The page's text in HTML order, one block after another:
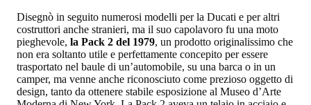
Disegnò in seguito numerosi modelli per la Ducati e per altri
costruttori anche stranieri, ma il suo capolavoro fu una moto
pieghevole, la Pack 2 del 1979, un prodotto originalissimo che
non era soltanto utile e perfettamente concepito per essere
trasportato nel baule di un’automobile, su una barca o in un
camper, ma venne anche riconosciuto come prezioso oggetto di
design, tanto da ottenere stabile esposizione al Museo d’Arte